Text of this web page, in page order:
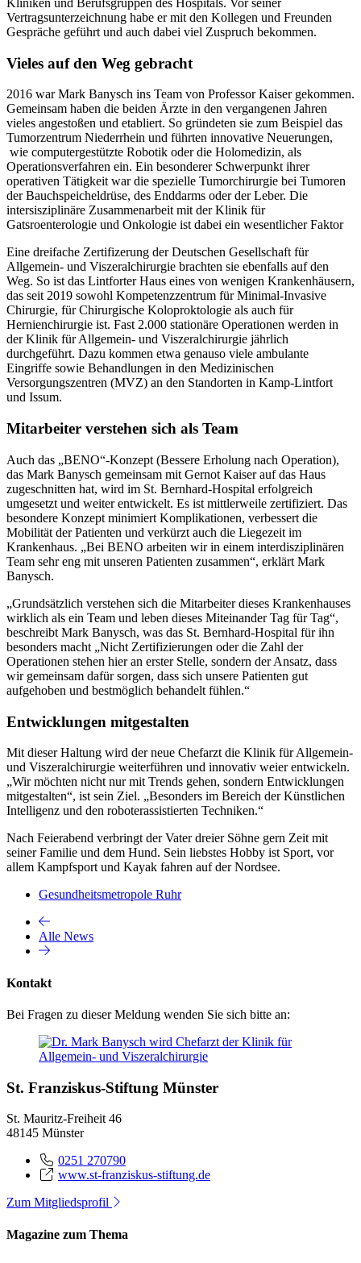
Kliniken und Berufsgruppen des Hospitals. Vor seiner
Vertragsunterzeichnung habe er mit den Kollegen und Freunden
Gespräche geführt und auch dabei viel Zuspruch bekommen.
Vieles auf den Weg gebracht
2016 war Mark Banysch ins Team von Professor Kaiser gekommen.
Gemeinsam haben die beiden Ärzte in den vergangenen Jahren
vieles angestoßen und etabliert. So gründeten sie zum Beispiel das
Tumorzentrum Niederrhein und führten innovative Neuerungen,
wie computergestützte Robotik oder die Holomedizin, als
Operationsverfahren ein. Ein besonderer Schwerpunkt ihrer
operativen Tätigkeit war die spezielle Tumorchirurgie bei Tumoren
der Bauchspeicheldrüse, des Enddarms oder der Leber. Die
intersisziplinäre Zusammenarbeit mit der Klinik für
Gatsroenterologie und Onkologie ist dabei ein wesentlicher Faktor
Eine dreifache Zertifizerung der Deutschen Gesellschaft für
Allgemein- und Viszeralchirurgie brachten sie ebenfalls auf den
Weg. So ist das Lintforter Haus eines von wenigen Krankenhäusern,
das seit 2019 sowohl Kompetenzzentrum für Minimal-Invasive
Chirurgie, für Chirurgische Koloproktologie als auch für
Hernienchirurgie ist. Fast 2.000 stationäre Operationen werden in
der Klinik für Allgemein- und Viszeralchirurgie jährlich
durchgeführt. Dazu kommen etwa genauso viele ambulante
Eingriffe sowie Behandlungen in den Medizinischen
Versorgungszentren (MVZ) an den Standorten in Kamp-Lintfort
und Issum.
Mitarbeiter verstehen sich als Team
Auch das „BENO“-Konzept (Bessere Erholung nach Operation),
das Mark Banysch gemeinsam mit Gernot Kaiser auf das Haus
zugeschnitten hat, wird im St. Bernhard-Hospital erfolgreich
umgesetzt und weiter entwickelt. Es ist mittlerweile zertifiziert. Das
besondere Konzept minimiert Komplikationen, verbessert die
Mobilität der Patienten und verkürzt auch die Liegezeit im
Krankenhaus. „Bei BENO arbeiten wir in einem interdisziplinären
Team sehr eng mit unseren Patienten zusammen“, erklärt Mark
Banysch.
„Grundsätzlich verstehen sich die Mitarbeiter dieses Krankenhauses
wirklich als ein Team und leben dieses Miteinander Tag für Tag“,
beschreibt Mark Banysch, was das St. Bernhard-Hospital für ihn
besonders macht „Nicht Zertifizierungen oder die Zahl der
Operationen stehen hier an erster Stelle, sondern der Ansatz, dass
wir gemeinsam dafür sorgen, dass sich unsere Patienten gut
aufgehoben und bestmöglich behandelt fühlen.“
Entwicklungen mitgestalten
Mit dieser Haltung wird der neue Chefarzt die Klinik für Allgemein-
und Viszeralchirurgie weiterführen und innovativ weier entwickeln.
„Wir möchten nicht nur mit Trends gehen, sondern Entwicklungen
mitgestalten“, ist sein Ziel. „Besonders im Bereich der Künstlichen
Intelligenz und den roboterassistierten Techniken.“
Nach Feierabend verbringt der Vater dreier Söhne gern Zeit mit
seiner Familie und dem Hund. Sein liebstes Hobby ist Sport, vor
allem Kampfsport und Kayak fahren auf der Nordsee.
Gesundheitsmetropole Ruhr
Alle News
Kontakt
Bei Fragen zu dieser Meldung wenden Sie sich bitte an:
St. Franziskus-Stiftung Münster
St. Mauritz-Freiheit 46
48145 Münster
0251 270790
www.st-franziskus-stiftung.de
Zum Mitgliedsprofil
Magazine zum Thema